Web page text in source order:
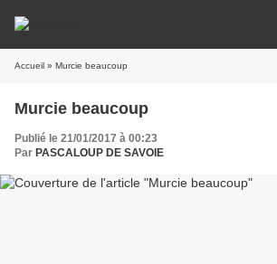
Accueil » Murcie beaucoup
Murcie beaucoup
Publié le 21/01/2017 à 00:23
Par PASCALOUP DE SAVOIE